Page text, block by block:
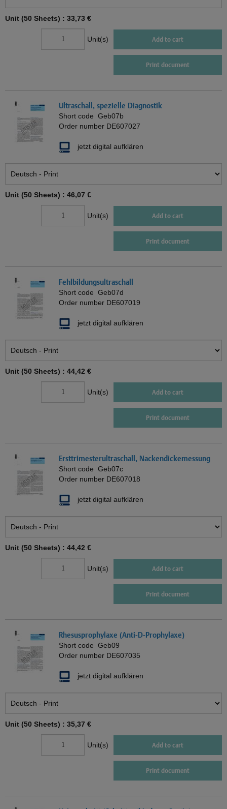
Unit (50 Sheets) : 33,73 €
Unit(s) Add to cart
Print document
Ultraschall, spezielle Diagnostik
Short code Geb07b
Order number DE607027
jetzt digital aufklären
Unit (50 Sheets) : 46,07 €
Unit(s) Add to cart
Print document
Fehlbildungsultraschall
Short code Geb07d
Order number DE607019
jetzt digital aufklären
Unit (50 Sheets) : 44,42 €
Unit(s) Add to cart
Print document
Ersttrimesterultraschall, Nackendickemessung
Short code Geb07c
Order number DE607018
jetzt digital aufklären
Unit (50 Sheets) : 44,42 €
Unit(s) Add to cart
Print document
Rhesusprophylaxe (Anti-D-Prophylaxe)
Short code Geb09
Order number DE607035
jetzt digital aufklären
Unit (50 Sheets) : 35,37 €
Unit(s) Add to cart
Print document